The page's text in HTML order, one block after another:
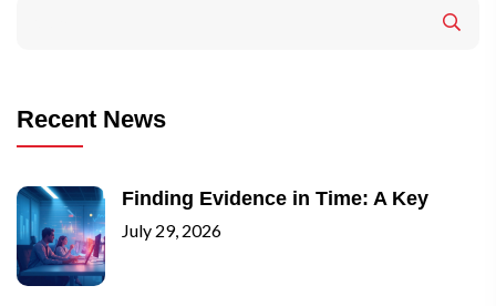
Recent News
Finding Evidence in Time: A Key
July 29, 2026